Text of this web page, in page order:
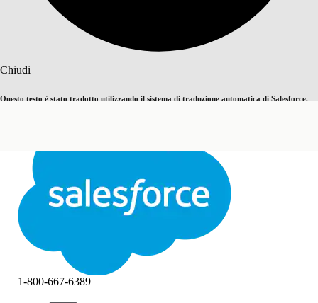
Chiudi
Questo testo è stato tradotto utilizzando il sistema di traduzione automatica di Salesforce.
Chiudi Chiudi
1-800-667-6389